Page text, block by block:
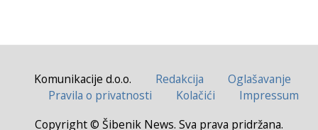
Komunikacije d.o.o. Redakcija
Oglašavanje
Pravila o privatnosti
Kolačići
Impressum
Copyright © Šibenik News. Sva prava pridržana.